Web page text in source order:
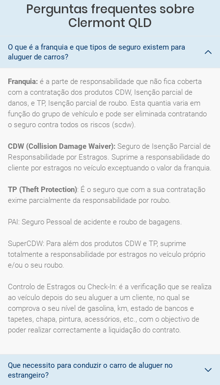
Perguntas frequentes sobre
Clermont QLD
O que é a franquia e que tipos de seguro existem para
aluguer de carros?
Franquia: é a parte de responsabilidade que não fica coberta
com a contratação dos produtos CDW, Isenção parcial de
danos, e TP, Isenção parcial de roubo. Esta quantia varia em
função do grupo de vehículo e pode ser eliminada contratando
o seguro contra todos os riscos (scdw).
CDW (Collision Damage Waiver): Seguro de Isenção Parcial de
Responsabilidade por Estragos. Suprime a responsabilidade do
cliente por estragos no veículo exceptuando o valor da franquia.
TP (Theft Protection): É o seguro que com a sua contratação
exime parcialmente da responsabilidade por roubo.
PAI: Seguro Pessoal de acidente e roubo de bagagens.
SuperCDW: Para além dos produtos CDW e TP, suprime
totalmente a responsabilidade por estragos no veículo próprio
e/ou o seu roubo.
Controlo de Estragos ou Check-In: é a verificação que se realiza
ao veículo depois do seu aluguer a um cliente, no qual se
comprova o seu nível de gasolina, km, estado de bancos e
tapetes, chapa, pintura, acessórios, etc., com o objectivo de
poder realizar correctamente a liquidação do contrato.
Que necessito para conduzir o carro de aluguer no
estrangeiro?